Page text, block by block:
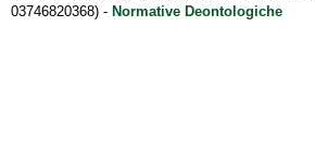
03746820368) - Normative Deontologiche